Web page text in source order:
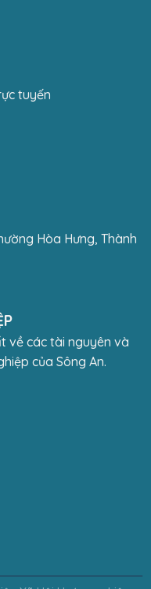
tuyến
Hòa Hưng, Thành
về các tài nguyên và
của Sông An.